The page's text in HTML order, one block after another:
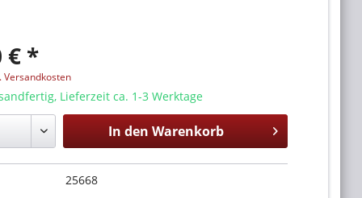
€ *
Versandkosten
Lieferzeit ca. 1-3 Werktage
In den Warenkorb
25668